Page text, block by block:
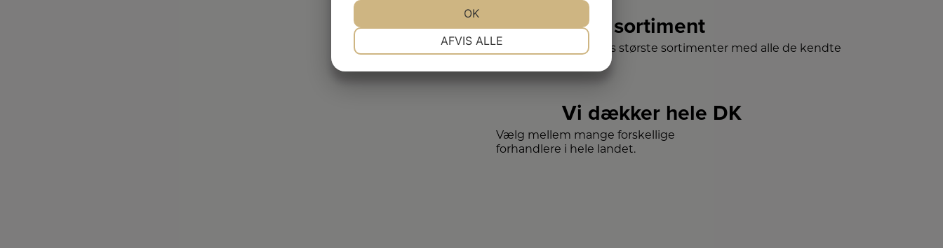
Stort sortiment
Vi har et af Danmarks største sortimenter med alle de kendte
Vi dækker hele DK
Vælg mellem mange forskellige
forhandlere i hele landet.
AFVIS ALLE
OK